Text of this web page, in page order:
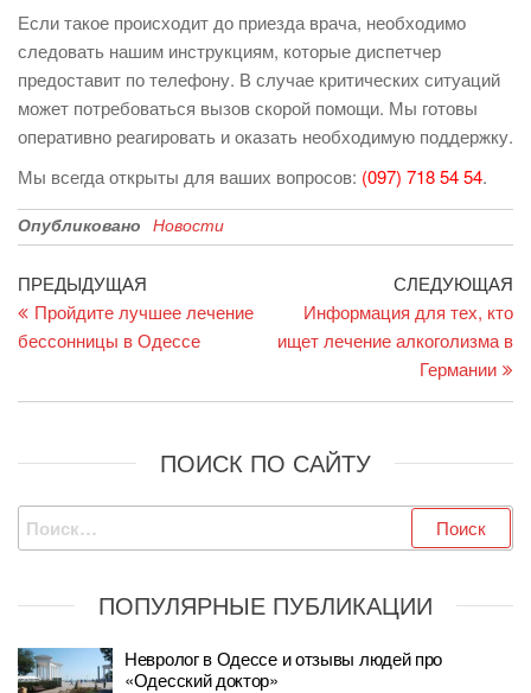
Если такое происходит до приезда врача, необходимо
следовать нашим инструкциям, которые диспетчер
предоставит по телефону. В случае критических ситуаций
может потребоваться вызов скорой помощи. Мы готовы
оперативно реагировать и оказать необходимую поддержку.
Мы всегда открыты для ваших вопросов: (097) 718 54 54.
Опубликовано Новости
Навигация
по
записям
Предыдущая
запись
ПРЕДЫДУЩАЯ
Пройдите лучшее лечение
бессонницы в Одессе
СЛЕДУЮЩАЯ
Информация для тех, кто
ищет лечение алкоголизма в
Германии
ПОИСК ПО САЙТУ
Найти:
ПОПУЛЯРНЫЕ ПУБЛИКАЦИИ
Невролог в Одессе и отзывы людей про
«Одесский доктор»